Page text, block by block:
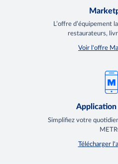
L’offre d’équipement
restaurateurs,
Voir l'offre
Application
Simplifiez votre
Télécharger